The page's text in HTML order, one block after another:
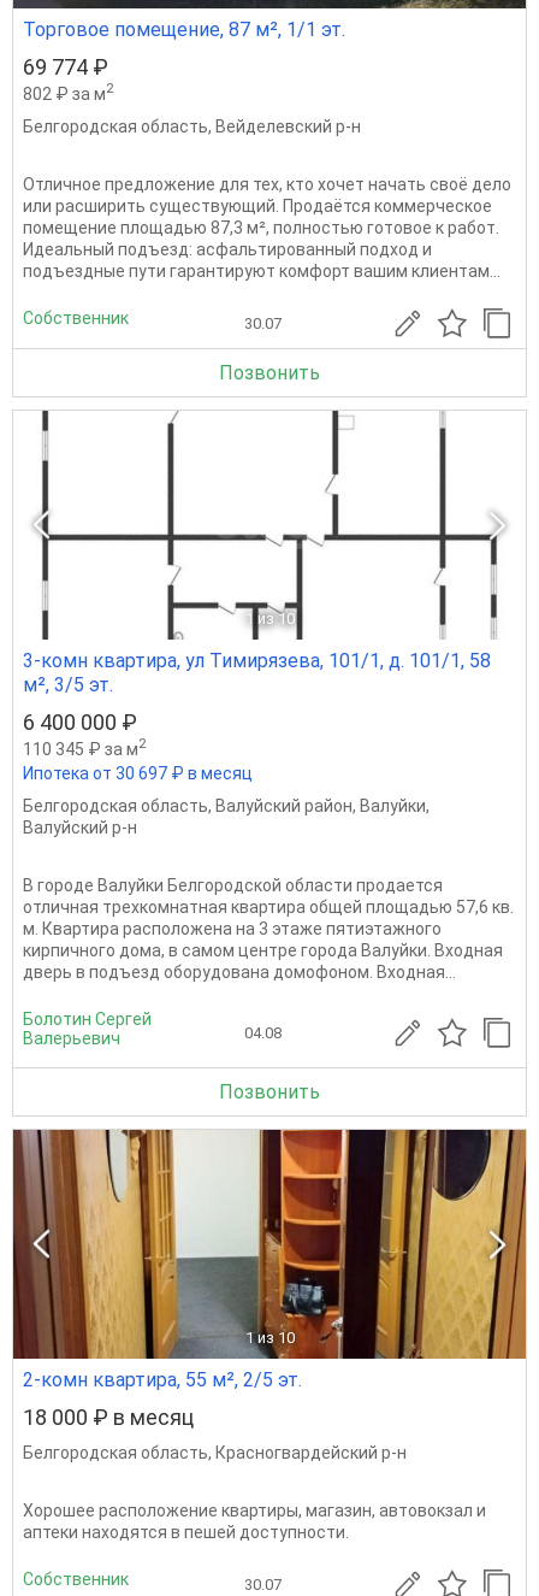
Торговое помещение, 87 м², 1/1 эт.
69 774 ₽
802 ₽ за м2
Белгородская область, Вейделевский р-н
Отличное предложение для тех, кто хочет начать своё дело
или расширить существующий. Продаётся коммерческое
помещение площадью 87,3 м², полностью готовое к работ.
Идеальный подъезд: асфальтированный подход и
подъездные пути гарантируют комфорт вашим клиентам...
Собственник 30.07
Позвонить
1 из 10
3-комн квартира, ул Тимирязева, 101/1, д. 101/1, 58
м², 3/5 эт.
6 400 000 ₽
110 345 ₽ за м2
Ипотека от 30 697 ₽ в месяц
Белгородская область, Валуйский район, Валуйки,
Валуйский р-н
В городе Валуйки Белгородской области продается
отличная трехкомнатная квартира общей площадью 57,6 кв.
м. Квартира расположена на 3 этаже пятиэтажного
кирпичного дома, в самом центре города Валуйки. Входная
дверь в подъезд оборудована домофоном. Входная...
Болотин Сергей
Валерьевич
04.08
Позвонить
1 из 10
2-комн квартира, 55 м², 2/5 эт.
18 000 ₽ в месяц
Белгородская область, Красногвардейский р-н
Хорошее расположение квартиры, магазин, автовокзал и
аптеки находятся в пешей доступности.
Собственник 30.07